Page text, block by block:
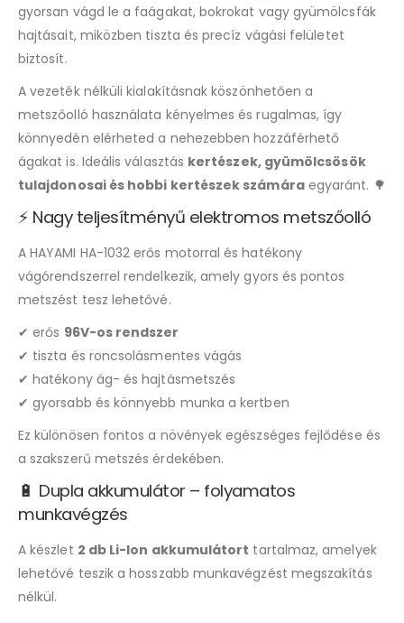
gyorsan vágd le a faágakat, bokrokat vagy gyümölcsfák
hajtásait, miközben tiszta és precíz vágási felületet
biztosít.
A vezeték nélküli kialakításnak köszönhetően a
metszőolló használata kényelmes és rugalmas, így
könnyedén elérheted a nehezebben hozzáférhető
ágakat is. Ideális választás kertészek, gyümölcsösök
tulajdonosai és hobbi kertészek számáraegyaránt. 🌳
⚡ Nagy teljesítményű elektromos metszőolló
A HAYAMI HA-1032 erős motorral és hatékony
vágórendszerrel rendelkezik, amely gyors és pontos
metszést tesz lehetővé.
✔ erős 96V-os rendszer
✔ tiszta és roncsolásmentes vágás
✔ hatékony ág- és hajtásmetszés
✔ gyorsabb és könnyebb munka a kertben
Ez különösen fontos a növények egészséges fejlődése és
a szakszerű metszés érdekében.
🔋 Dupla akkumulátor – folyamatos
munkavégzés
A készlet 2 db Li-Ion akkumulátort tartalmaz, amelyek
lehetővé teszik a hosszabb munkavégzést megszakítás
nélkül.